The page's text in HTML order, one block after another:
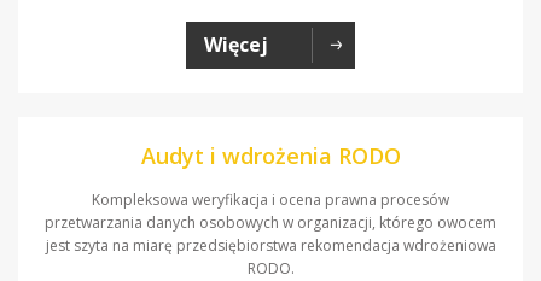
Więcej
Audyt i wdrożenia RODO
Kompleksowa weryfikacja i ocena prawna procesów
przetwarzania danych osobowych w organizacji, którego owocem
jest szyta na miarę przedsiębiorstwa rekomendacja wdrożeniowa
RODO.